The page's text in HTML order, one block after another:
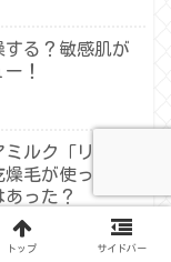
する？敏感肌が
！
ルク「リポア
毛が使ってみ
った？
トップ サイドバー